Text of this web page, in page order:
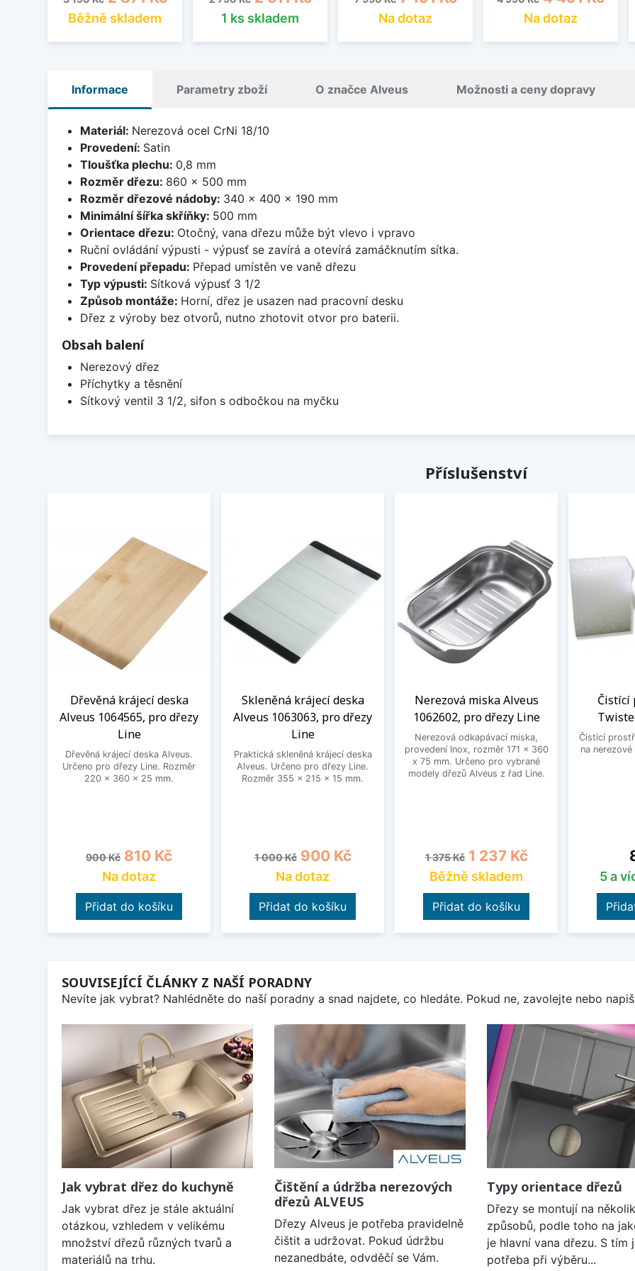
Běžně skladem 1 ks skladem Na dotaz Na dotaz
Informace Parametry zboží O značce Alveus Možnosti a ceny dopravy
Materiál: Nerezová ocel CrNi 18/10
Provedení: Satin
Tloušťka plechu: 0,8 mm
Rozměr dřezu: 860 x 500 mm
Rozměr dřezové nádoby: 340 x 400 x 190 mm
Minimální šířka skříňky: 500 mm
Orientace dřezu: Otočný, vana dřezu může být vlevo i vpravo
Ruční ovládání výpusti - výpusť se zavírá a otevírá zamáčknutím sítka.
Provedení přepadu: Přepad umístěn ve vaně dřezu
Typ výpusti: Sítková výpusť 3 1/2
Způsob montáže: Horní, dřez je usazen nad pracovní desku
Dřez z výroby bez otvorů, nutno zhotovit otvor pro baterii.
Obsah balení
Nerezový dřez
Příchytky a těsnění
Sítkový ventil 3 1/2, sifon s odbočkou na myčku
Příslušenství
Dřevěná krájecí deska
Alveus 1064565, pro dřezy
Line
Dřevěná krájecí deska Alveus.
Určeno pro dřezy Line. Rozměr
220 x 360 x 25 mm.
Běžná cena
900 Kč Cena
810 Kč
Na dotaz
Přidat do košíku
Skleněná krájecí deska
Alveus 1063063, pro dřezy
Line
Praktická skleněná krájecí deska
Alveus. Určeno pro dřezy Line.
Rozměr 355 x 215 x 15 mm.
Běžná cena
1 000 Kč Cena
900 Kč
Na dotaz
Přidat do košíku
Nerezová miska Alveus
1062602, pro dřezy Line
Nerezová odkapávací miska,
provedení Inox, rozměr 171 x 360
x 75 mm. Určeno pro vybrané
modely dřezů Alveus z řad Line.
Běžná cena
1 375 Kč Cena
1 237 Kč
Běžně skladem
Přidat do košíku
Čistící
Čistící
na
5 a
SOUVISEJÍCÍ ČLÁNKY Z NAŠÍ PORADNY
Nevíte jak vybrat? Nahlédněte do naší poradny a snad najdete, co hledáte. Pokud ne, zavolejte nebo
Jak vybrat dřez do kuchyně
Jak vybrat dřez je stále aktuální
otázkou, vzhledem v velikému
množství dřezů různých tvarů a
materiálů na trhu.
Čištění a údržba nerezových
dřezů ALVEUS
Dřezy Alveus je potřeba pravidelně
čištit a udržovat. Pokud údržbu
nezanedbáte, odvděčí se Vám.
Typy orientace dřezů
Dřezy se montují na několik
způsobů, podle toho na
je hlavní vana dřezu. S tím
potřeba při výběru...